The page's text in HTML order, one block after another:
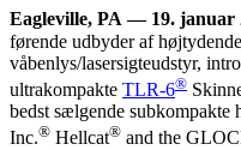
Eagleville, PA—19. januar
førende udbyder af
våbenlys/lasersigteudstyr,
ultrakompakte TLR-6®
bedst sælgende
Inc.® Hellcat® and the